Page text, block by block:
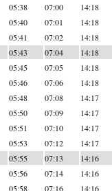
05:38 07:00 14:18
05:40 07:01 14:18
05:41 07:02 14:18
05:43 07:04 14:18
05:45 07:05 14:18
05:46 07:06 14:18
05:48 07:08 14:17
05:50 07:09 14:17
05:51 07:10 14:17
05:53 07:12 14:17
05:55 07:13 14:16
05:56 07:14 14:16
05:58 07:16 14:16